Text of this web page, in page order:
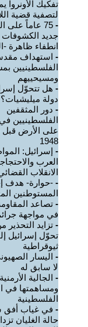
تفكيك الأونروا
لتصفية قضية
-
75 عاماً على
جديد الكشوفات
انطفاء ظاهرة -
- استهداف
الفلسطينيين
ومسيحييهم
- هل تتحوّل
دولة ميليشيات؟
- دور المثقفين
الفلسطينيين
على الأرض
1948
- إسرائيل:
العرب
الانقلاب
- -حوارة- هدف
المستوطنين
- تصاعد
في مواجهة
- تزايد التحذير
تحوّل إسرائيل
ثيوقراطية
- اليسار
لا سابق له
- الجالية الأرمنية
ومساهمتها في
الفلسطينية
- في غياب
حالة الغليان